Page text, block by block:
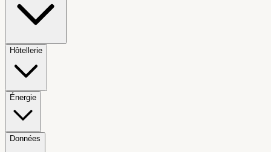
Hôtellerie
Énergie
Données